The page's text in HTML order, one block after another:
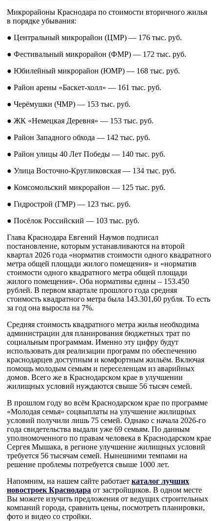
Микрорайоны Краснодара по стоимости вторичного жилья
в порядке убывания:
● Центральный микрорайон (ЦМР) — 176 тыс. руб.
● Фестивальный микрорайон (ФМР) — 172 тыс. руб.
● Юбилейный микрорайон (ЮМР) — 168 тыс. руб.
● Район арены «Баскет-холл» — 161 тыс. руб.
● Черёмушки (ЧМР) — 153 тыс. руб.
● ЖК «Немецкая Деревня» — 153 тыс. руб.
● Район Западного обхода — 142 тыс. руб.
● Район улицы 40 Лет Победы — 140 тыс. руб.
● Улица Восточно-Кругликовская — 134 тыс. руб.
● Комсомольский микрорайон — 125 тыс. руб.
● Гидрострой (ГМР) — 123 тыс. руб.
● Посёлок Российский — 103 тыс. руб.
Глава Краснодара Евгений Наумов подписал
постановление, которым устанавливаются на второй
квартал 2026 года «норматив стоимости одного квадратного
метра общей площади жилого помещения» и «норматив
стоимости одного квадратного метра общей площади
жилого помещения». Оба нормативы едины – 153.450
рублей. В первом квартале прошлого года средняя
стоимость квадратного метра была 143.301,60 рубля. То есть
за год она выросла на 7%.
Средняя стоимость квадратного метра жилья необходима
администрации для планирования бюджетных трат по
социальным программам. Именно эту цифру будут
использовать для реализации программ по обеспечению
краснодарцев доступным и комфортным жильём. Включая
помощь молодым семьям и переселенцам из аварийных
домов. Всего же в Краснодарском крае в улучшении
жилищных условий нуждаются свыше 56 тысяч семей.
В прошлом году во всём Краснодарском крае по программе
«Молодая семья» соцвыплаты на улучшение жилищных
условий получили лишь 75 семей. Однако с начала 2026-го
года свидетельства выдали уже 69 семьям. По данным
уполномоченного по правам человека в Краснодарском крае
Сергея Мышака, в регионе улучшение жилищных условий
требуется 56 тысячам семей. Нынешними темпами на
решение проблемы потребуется свыше 1000 лет.
Напомним, на нашем сайте работает каталог лучших
новостроек Краснодара от застройщиков. В одном месте
Вы можете изучить предложения от ведущих строительных
компаний города, сравнить цены, посмотреть планировки,
фото и видео со стройки.